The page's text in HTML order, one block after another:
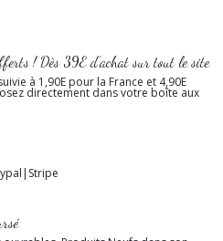
! Dès 39E d’achat sur tout le site
à 1,90E pour la France et 4,90E
directement dans votre boîte aux